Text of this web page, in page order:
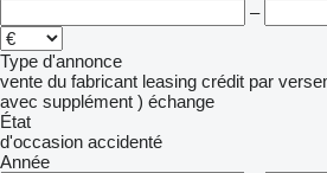
–
Type d'annonce
vente du fabricant leasing crédit par
avec supplément ) échange
État
d'occasion accidenté
Année